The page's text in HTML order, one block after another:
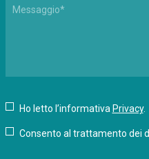
Ho letto l’informativa Privacy.
Consento al trattamento dei